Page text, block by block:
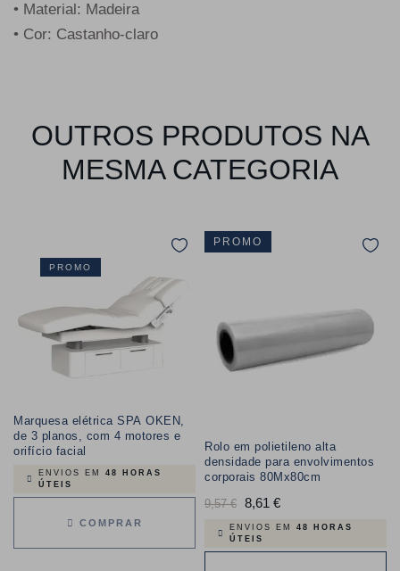
• Material: Madeira
• Cor: Castanho-claro
OUTROS PRODUTOS NA
MESMA CATEGORIA
PROMO
Marquesa elétrica SPA OKEN,
de 3 planos, com 4 motores e
orifício facial
ENVIOS EM 48 HORAS
ÚTEIS
COMPRAR
PROMO
Rolo em polietileno alta
densidade para envolvimentos
corporais 80Mx80cm
Preço
normal
9,57 € 8,61 €Preço
ENVIOS EM 48 HORAS
ÚTEIS